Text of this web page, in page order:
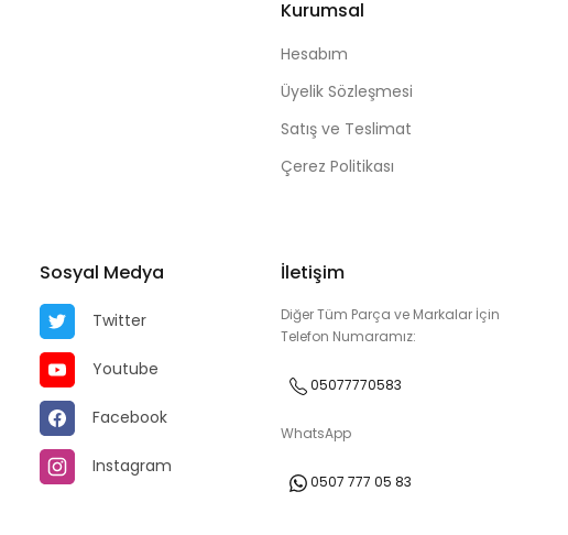
Kurumsal
Hesabım
Üyelik Sözleşmesi
Satış ve Teslimat
Çerez Politikası
Sosyal Medya
Twitter
Youtube
Facebook
Instagram
İletişim
Diğer Tüm Parça ve Markalar İçin
Telefon Numaramız:
05077770583
WhatsApp
0507 777 05 83